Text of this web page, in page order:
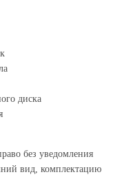
диска
без уведомления
вид, комплектацию